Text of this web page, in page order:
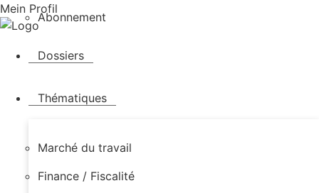
Abonnement
Mein Profil
Dossiers
Thématiques
Marché du travail
Finance / Fiscalité